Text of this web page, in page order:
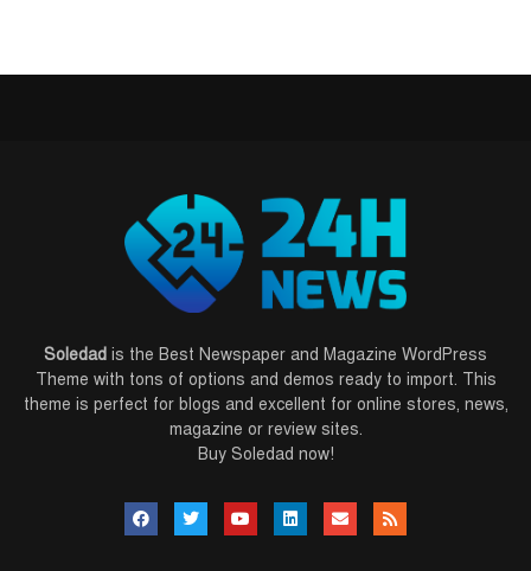
Soledad is the Best Newspaper and Magazine WordPress
Theme with tons of options and demos ready to import. This
theme is perfect for blogs and excellent for online stores, news,
magazine or review sites.
Buy Soledad now!